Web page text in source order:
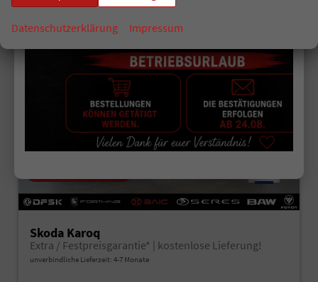
Skoda Karoq
Extra / Festpreisgarantie* | kostenlose Lieferung!
unverbindliche Lieferzeit: 4-7 Monate
Datenschutzerklärung Impressum